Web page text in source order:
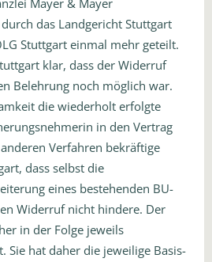
Mayer & Mayer
das Landgericht Stuttgart
Stuttgart einmal mehr geteilt.
klar, dass der Widerruf
Belehrung noch möglich war.
die wiederholt erfolgte
in den Vertrag
Verfahren bekräftige
dass selbst die
eines bestehenden BU-
Widerruf nicht hindere. Der
in der Folge jeweils
Sie hat daher die jeweilige Basis-